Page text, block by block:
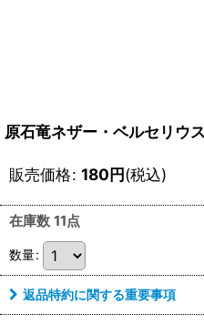
原石竜ネザー・ベルセリ
販売価格: 180円(税込)
在庫数 11点
数量:
返品特約に関する重要事項